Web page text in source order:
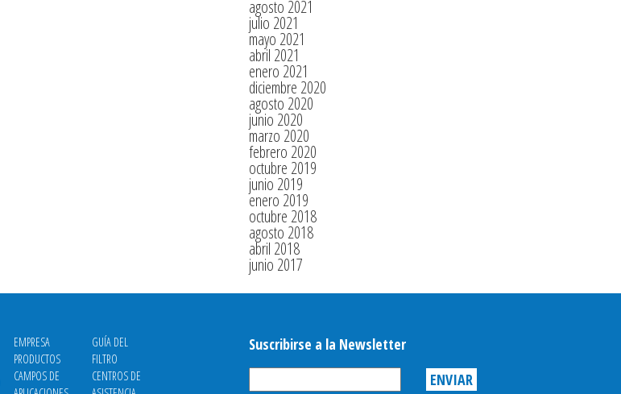
agosto 2021
julio 2021
mayo 2021
abril 2021
enero 2021
diciembre 2020
agosto 2020
junio 2020
marzo 2020
febrero 2020
octubre 2019
junio 2019
enero 2019
octubre 2018
agosto 2018
abril 2018
junio 2017
EMPRESA
PRODUCTOS
CAMPOS DE
GUÍA DEL
FILTRO
CENTROS DE
Suscribirse a la Newsletter